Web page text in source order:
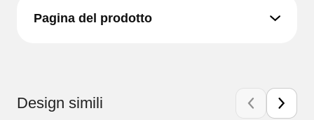
Pagina del prodotto
Design simili